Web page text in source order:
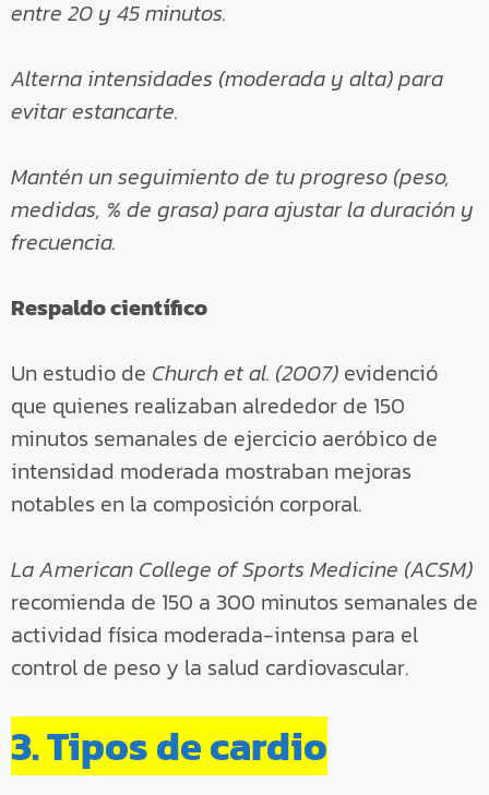
entre 20 y 45 minutos.
Alterna intensidades (moderada y alta) para
evitar estancarte.
Mantén un seguimiento de tu progreso (peso,
medidas, % de grasa) para ajustar la duración y
frecuencia.
Respaldo científico
Un estudio de Church et al. (2007) evidenció
que quienes realizaban alrededor de 150
minutos semanales de ejercicio aeróbico de
intensidad moderada mostraban mejoras
notables en la composición corporal.
La American College of Sports Medicine (ACSM)
recomienda de 150 a 300 minutos semanales de
actividad física moderada-intensa para el
control de peso y la salud cardiovascular.
3. Tipos de cardio